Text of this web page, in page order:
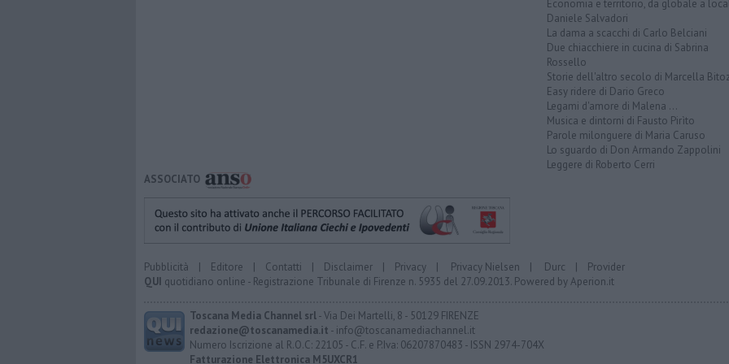
Economia e territorio, da globale a
Daniele Salvadori
La dama a scacchi di Carlo Belciani
Due chiacchiere in cucina di Sabrina
Rossello
Storie dell'altro secolo di Marcella
Easy ridere di Dario Greco
Legami d'amore di Malena ...
Musica e dintorni di Fausto Pirìto
Parole milonguere di Maria Caruso
Lo sguardo di Don Armando Zappolini
Leggere di Roberto Cerri
ASSOCIATO
Pubblicità | Editore | Contatti | Disclaimer | Privacy | Privacy Nielsen | Durc | Provider
QUI quotidiano online - Registrazione Tribunale di Firenze n. 5935 del 27.09.2013. Powered byAperion.it
Toscana Media Channel srl- Via Dei Martelli, 8 - 50129 FIRENZE
redazione@toscanamedia.it - info@toscanamediachannel.it
Numero Iscrizione al R.O.C: 22105 - C.F. e P.Iva: 06207870483 - ISSN 2974-704X
Fatturazione Elettronica M5UXCR1